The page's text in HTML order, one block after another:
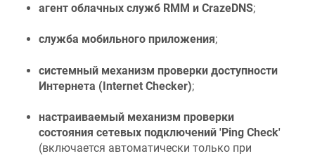
агент облачных служб RMM и CrazeDNS;
служба мобильного приложения;
системный механизм проверки доступности
Интернета (Internet Checker);
настраиваемый механизм проверки
состояния сетевых подключений 'Ping Check'
(включается автоматически только при